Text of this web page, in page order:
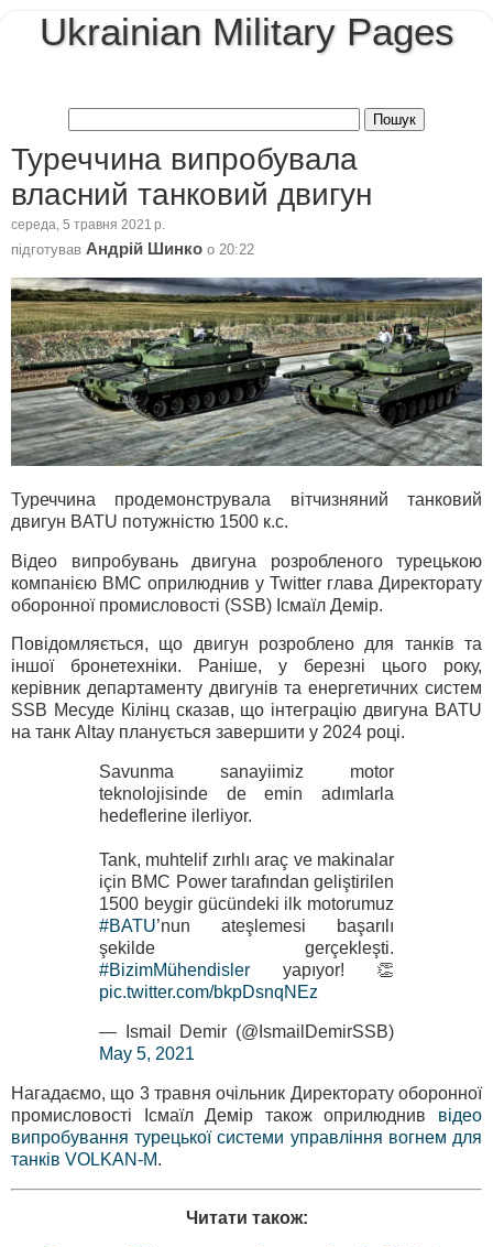
Ukrainian Military Pages
Туреччина випробувала
власний танковий двигун
середа, 5 травня 2021 р.
підготував Андрій Шинко о 20:22
Туреччина продемонструвала вітчизняний танковий
двигун BATU потужністю 1500 к.с.
Відео випробувань двигуна розробленого турецькою
компанією BMC оприлюднив у Twitter глава Директорату
оборонної промисловості (SSB) Ісмаїл Демір.
Повідомляється, що двигун розроблено для танків та
іншої бронетехніки. Раніше, у березні цього року,
керівник департаменту двигунів та енергетичних систем
SSB Месуде Кілінц сказав, що інтеграцію двигуна BATU
на танк Altay планується завершити у 2024 році.
Savunma sanayiimiz motor
teknolojisinde de emin adımlarla
hedeflerine ilerliyor.
Tank, muhtelif zırhlı araç ve makinalar
için BMC Power tarafından geliştirilen
1500 beygir gücündeki ilk motorumuz
#BATU’nun ateşlemesi başarılı
şekilde gerçekleşti.
#BizimMühendisler yapıyor! 👏
pic.twitter.com/bkpDsnqNEz
— Ismail Demir (@IsmailDemirSSB)
May 5, 2021
Нагадаємо, що 3 травня очільник Директорату оборонної
промисловості Ісмаїл Демір також оприлюднив відео
випробування турецької системи управління вогнем для
танків VOLKAN-M.
Читати також: